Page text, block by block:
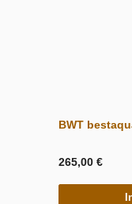
BWT
265,00 €